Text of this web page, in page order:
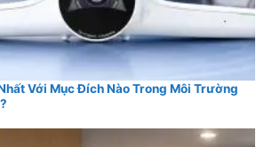
Với Mục Đích Nào Trong Môi Trường